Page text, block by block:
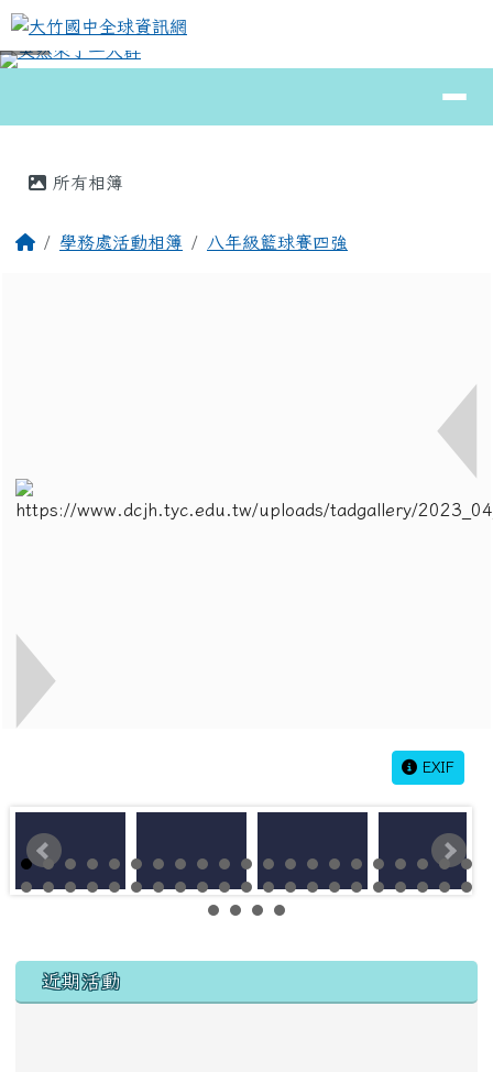
跳至主內容區
大竹國中全球資訊網
⏸
所有相簿
回首頁學務處活動相簿 八年級籃球賽四強
EXIF
左邊區域內容
近期活動